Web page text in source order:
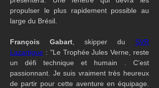
propulser le plus rapidement possible au
large du Brésil.
François Gabart , skipper du SVR
Lazartigue : "Le Trophée Jules Verne, reste
un défi technique et humain . C’est
passionnant. Je suis vraiment très heureux
de partir pour cette aventure en équipage.